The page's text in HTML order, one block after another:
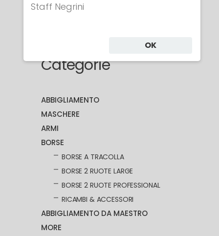
Categorie
ABBIGLIAMENTO
MASCHERE
ARMI
BORSE
BORSE A TRACOLLA
BORSE 2 RUOTE LARGE
BORSE 2 RUOTE PROFESSIONAL
RICAMBI & ACCESSORI
ABBIGLIAMENTO DA MAESTRO
MORE
Staff Negrini
OK